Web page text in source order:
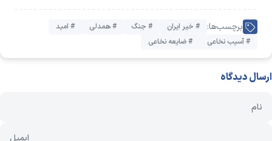
برچسب‌ها: # خیر ایران # جنگ # همدلی
# امید
# آسیب نخاعی
# ضایعه نخاعی
ارسال دیدگاه